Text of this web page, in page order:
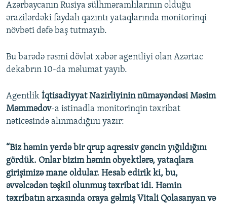
Azərbaycanın Rusiya sülhməramlılarının olduğu
ərazilərdəki faydalı qazıntı yataqlarında monitorinqi
növbəti dəfə baş tutmayıb.
Bu barədə rəsmi dövlət xəbər agentliyi olan Azərtac
dekabrın 10-da məlumat yayıb.
Agentlik İqtisadiyyat Nazirliyinin nümayəndəsi Məsim
Məmmədov-a istinadla monitorinqin təxribat
nəticəsində alınmadığını yazır:
“Biz həmin yerdə bir qrup aqressiv gəncin yığıldığını
gördük. Onlar bizim həmin obyektlərə, yataqlara
girişimizə mane oldular. Hesab edirik ki, bu,
əvvəlcədən təşkil olunmuş təxribat idi. Həmin
təxribatın arxasında oraya gəlmiş Vitali Qolasanyan və